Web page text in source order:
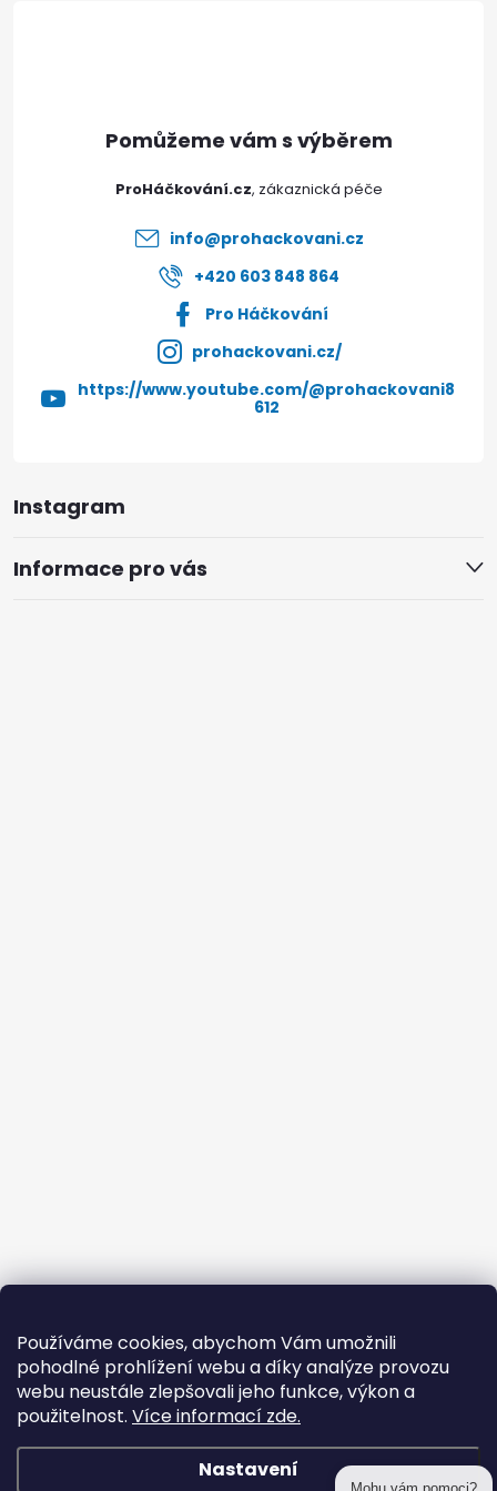
Používáme cookies, abychom Vám umožnili
pohodlné prohlížení webu a díky analýze provozu
webu neustále zlepšovali jeho funkce, výkon a
použitelnost. Více informací zde.
Nastavení
Instagram
Informace pro vás
ProHáčkování.cz
info@prohackovani.cz
+420 603 848 864
Pro Háčkování
prohackovani.cz/
https://www.youtube.com/@prohackovani8
612